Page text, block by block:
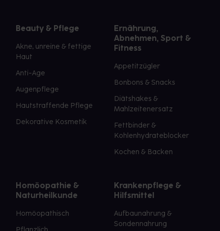
Beauty & Pflege
Akne, unreine & fettige
Haut
Anti-Age
Augenpflege
Hautstraffende Pflege
Dekorative Kosmetik
Ernährung,
Abnehmen, Sport &
Fitness
Appetitzügler
Bonbons & Snacks
Diätshakes &
Mahlzeitenersatz
Fettbinder &
Kohlenhydrateblocker
Kochen & Backen
Homöopathie &
Naturheilkunde
Homöopathisch
Krankenpflege &
Hilfsmittel
Aufbaunahrung &
Sondennahrung